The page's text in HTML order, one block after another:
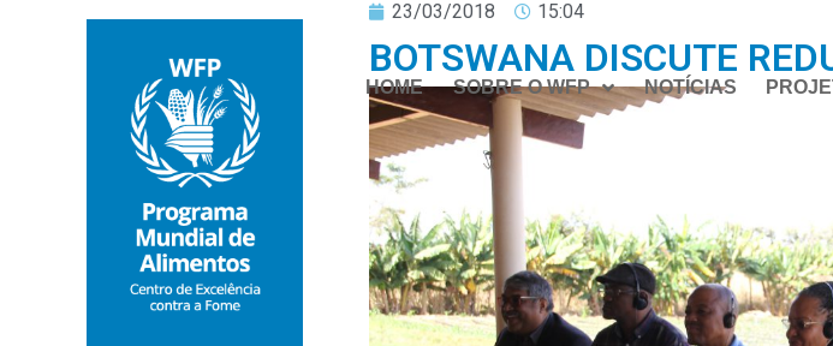
HOME SOBRE O WFP NOTÍCIAS
23/03/2018 15:04
BOTSWANA DISCUTE